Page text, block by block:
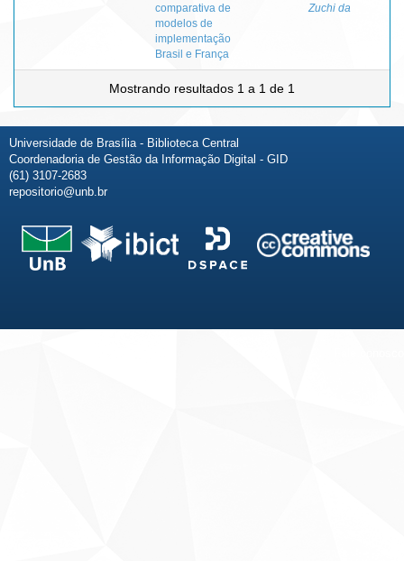
comparativa de
modelos de
implementação
Brasil e França
Zuchi da
Mostrando resultados 1 a 1 de 1
Universidade de Brasília - Biblioteca Central
Coordenadoria de Gestão da Informação Digital - GID
(61) 3107-2683
repositorio@unb.br